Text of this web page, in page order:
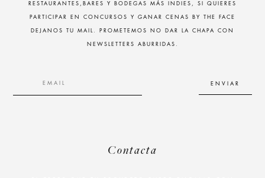
RESTAURANTES,BARES Y BODEGAS MÁS INDIES, SI QUIERES
PARTICIPAR EN CONCURSOS Y GANAR CENAS BY THE FACE
DEJANOS TU MAIL. PROMETEMOS NO DAR LA CHAPA CON
NEWSLETTERS ABURRIDAS.
Contacta